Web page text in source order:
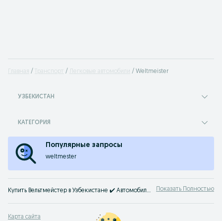
Главная Транспорт Легковые автомобили Weltmeister
УЗБЕКИСТАН
КАТЕГОРИЯ
Популярные запросы
weltmester
Купить Вельтмейстер в Узбекистане ✔️ Автомобили Weltmeister цена Б/У и нового авто ☝ Большой выбор автомобилей по выгодным ценам на OLX.uz (ранее Torg.uz)! Показать Полностью
Карта сайта